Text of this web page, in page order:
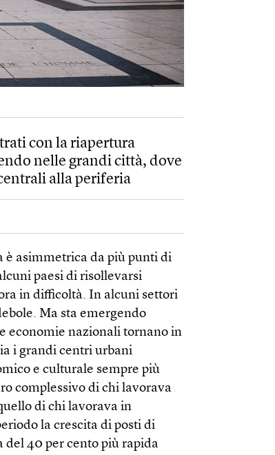
con la riapertura
nelle grandi città, dove
alla periferia
è asimmetrica da più punti di
paesi di risollevarsi
in difficoltà. In alcuni settori
Ma sta emergendo
economie nazionali tornano in
i grandi centri urbani
e culturale sempre più
complessivo di chi lavorava
di chi lavorava in
la crescita di posti di
del 40 per cento più rapida